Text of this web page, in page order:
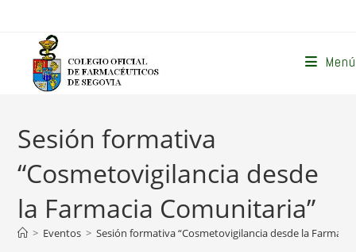
contenido
Menú
Sesión formativa
“Cosmetovigilancia desde
la Farmacia Comunitaria”
> Eventos > Sesión formativa “Cosmetovigilancia desde la